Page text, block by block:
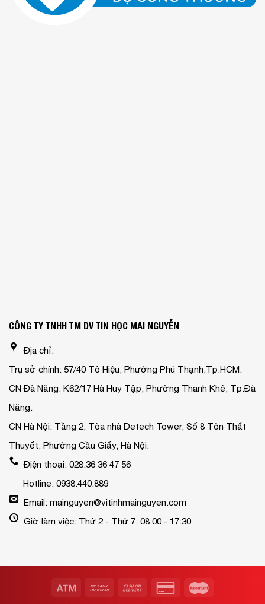
CÔNG TY TNHH TM DV TIN HỌC MAI NGUYỄN
Địa chỉ:
Trụ sở chính: 57/40 Tô Hiệu, Phường Phú Thạnh,Tp.HCM.
CN Đà Nẵng: K62/17 Hà Huy Tập, Phường Thanh Khê, Tp.Đà
Nẵng.
CN Hà Nội: Tầng 2, Tòa nhà Detech Tower, Số 8 Tôn Thất
Thuyết, Phường Cầu Giấy, Hà Nội.
Điện thoại: 028.36 36 47 56
Hotline: 0938.440.889
Email: mainguyen@vitinhmainguyen.com
Giờ làm việc: Thứ 2 - Thứ 7: 08:00 - 17:30